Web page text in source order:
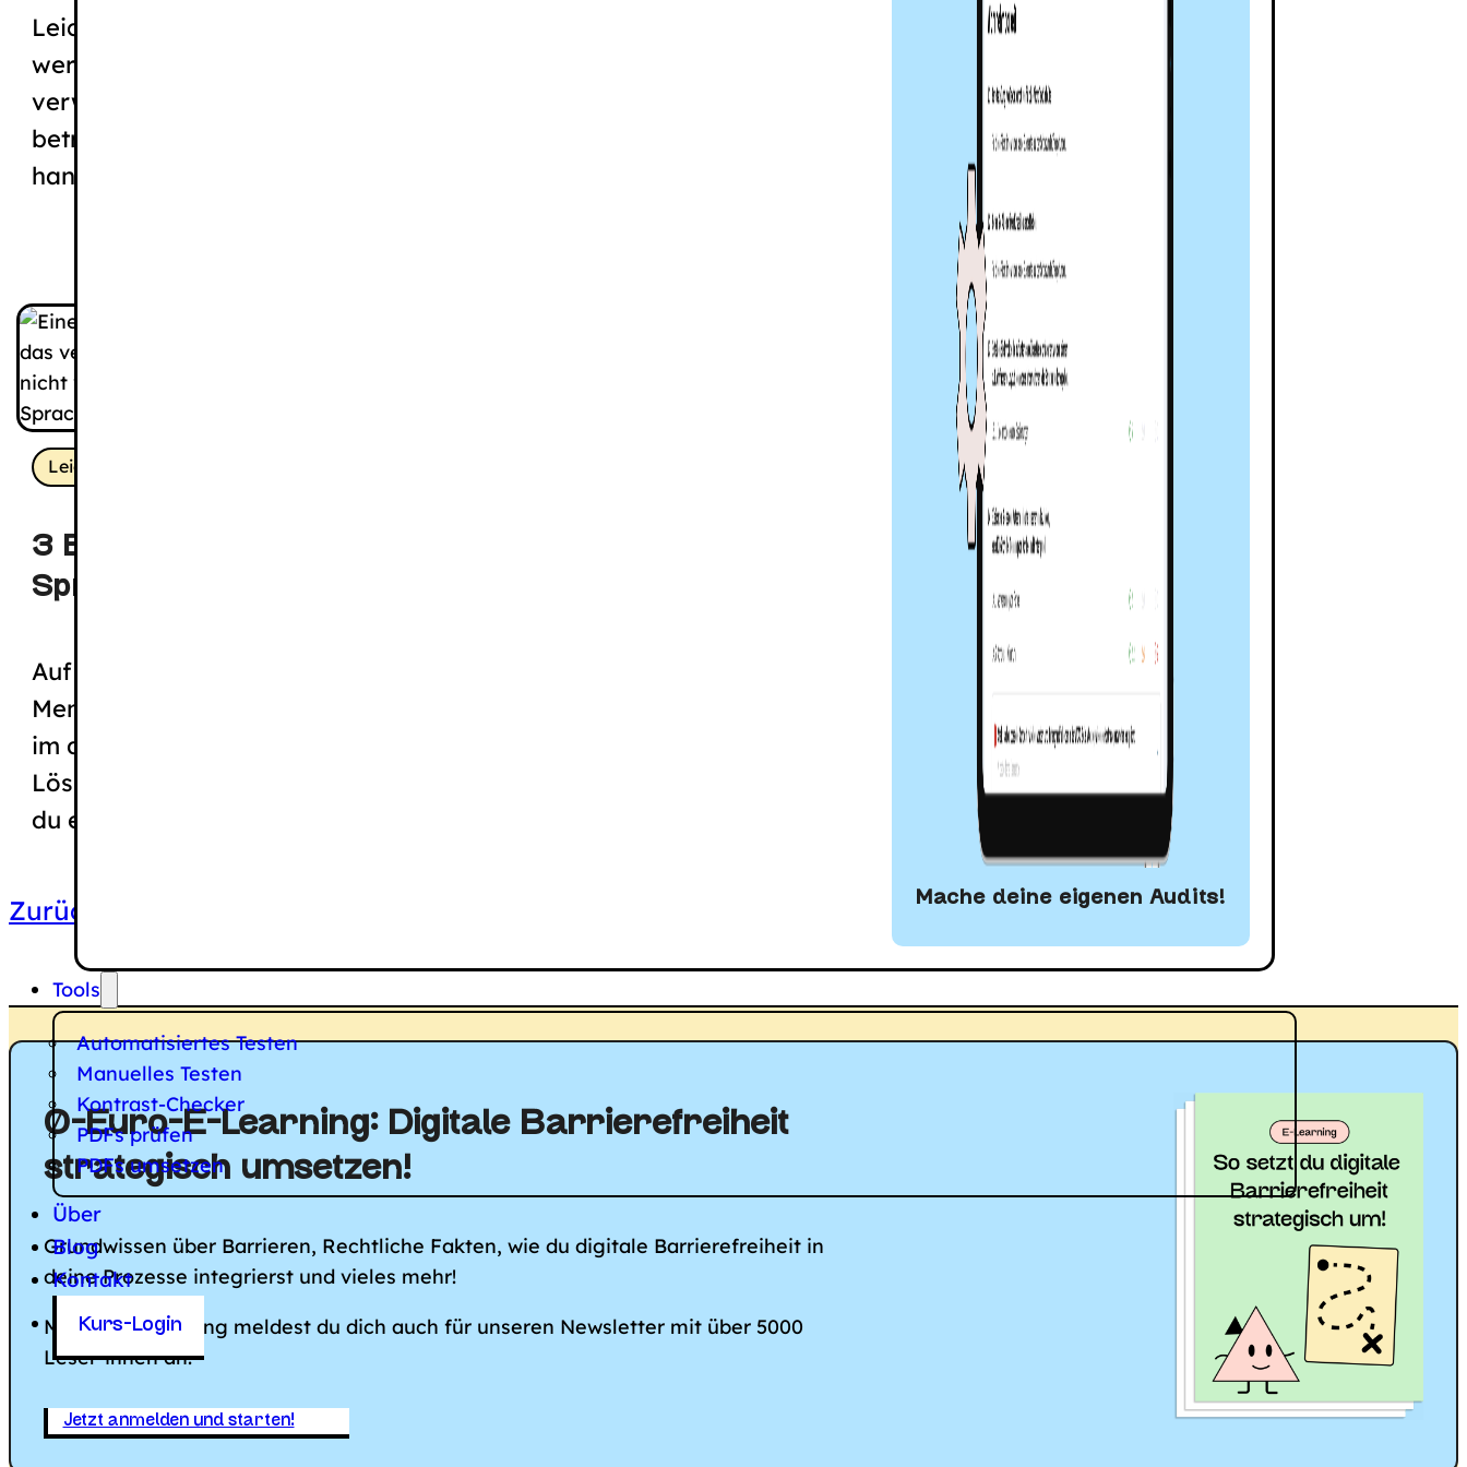
Mache deine eigenen Audits!
Tools
Automatisiertes Testen
Manuelles Testen
Kontrast-Checker
PDFs prüfen
PDFs umsetzen
Über
Blog
Kontakt
Kurs-Login
Leichte und Einfache Sprache
werden oft miteinander
verwechselt oder als Synonyme
betrachtet. Bei beiden Varietäten
handelt es sich um vereinfachte...
3 Barrieren, die Leichte
Sprache auf Webseiten löst
Leichte Sprache
Auf welche Barrieren stoßen
Menschen mit Lernschwierigkeiten
im digitalen Raum? Und welche
Lösungen gibt es? Hier bekommst
du einen Überblick....
Zurück zur Artikel-Übersicht
0-Euro-E-Learning: Digitale Barriere­freiheit
strategisch umsetzen!
Grundwissen über Barrieren, Rechtliche Fakten, wie du digitale Barrierefreiheit in
deine Prozesse integrierst und vieles mehr!
Mit der Anmeldung meldest du dich auch für unseren Newsletter mit über 5000
Leser*innen an.
Jetzt anmelden und starten!